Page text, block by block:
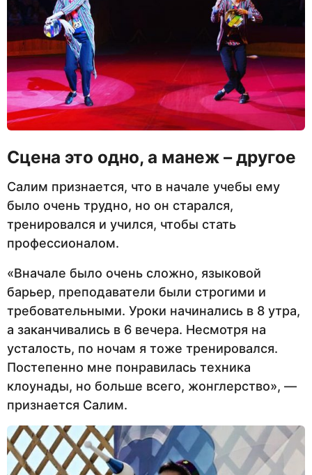
Сцена это одно, а манеж – другое
Салим признается, что в начале учебы ему
было очень трудно, но он старался,
тренировался и учился, чтобы стать
профессионалом.
«Вначале было очень сложно, языковой
барьер, преподаватели были строгими и
требовательными. Уроки начинались в 8 утра,
а заканчивались в 6 вечера. Несмотря на
усталость, по ночам я тоже тренировался.
Постепенно мне понравилась техника
клоунады, но больше всего, жонглерство», —
признается Салим.